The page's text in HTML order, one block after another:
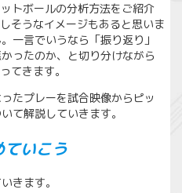
トボールの分析方法をご紹介
そうなイメージもあると思いま
一言でいうなら「振り返り」
ったのか、と切り分けながら
てきます。
たプレーを試合映像からピッ
て解説していきます。
いこう
きます。